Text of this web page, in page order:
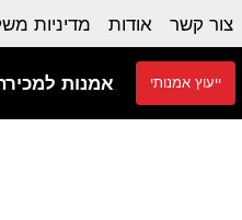
צור קשר אודות מדיניות
ייעוץ אמנותי אמנות